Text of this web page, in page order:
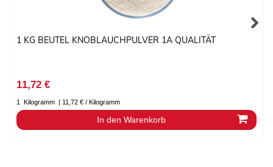
1 KG BEUTEL KNOBLAUCHPULVER 1A QUALITÄT
11,72 €
1 Kilogramm | 11,72 € / Kilogramm
In den Warenkorb